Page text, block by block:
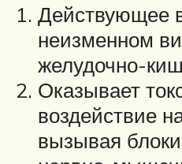
Действующее
неизменном
желудочно-
Оказывает
воздействие
вызывая